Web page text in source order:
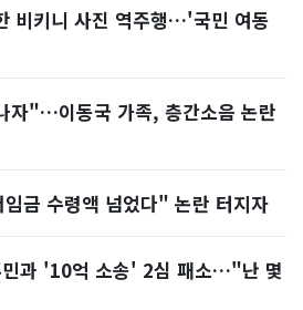
비키니 사진 역주행…'국민 여동
자"…이동국 가족, 층간소음 논란
금 수령액 넘었다" 논란 터지자
민과 '10억 소송' 2심 패소…"난 몇